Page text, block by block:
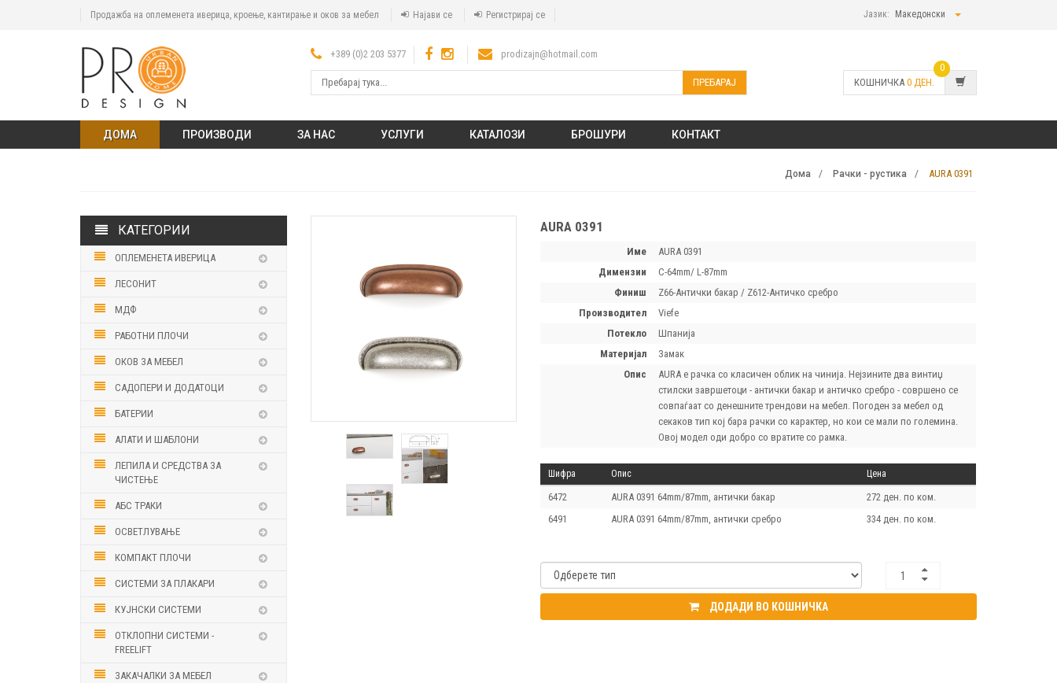
Продажба на оплеменета иверица, кроење, кантирање и оков за мебел Најави се Регистрирај се Јазик: Македонски
+389 (0)2 203 5377 prodizajn@hotmail.com
ПРЕБАРАЈ КОШНИЧКА 0 ДЕН.
0
ДОМА ПРОИЗВОДИ ЗА НАС УСЛУГИ КАТАЛОЗИ БРОШУРИ КОНТАКТ
Дома Рачки - рустика AURA 0391
КАТЕГОРИИ
ОПЛЕМЕНЕТА ИВЕРИЦА
ЛЕСОНИТ
МДФ
РАБОТНИ ПЛОЧИ
ОКОВ ЗА МЕБЕЛ
САДОПЕРИ И ДОДАТОЦИ
БАТЕРИИ
АЛАТИ И ШАБЛОНИ
ЛЕПИЛА И СРЕДСТВА ЗА
ЧИСТЕЊЕ
АБС ТРАКИ
ОСВЕТЛУВАЊЕ
КОМПАКТ ПЛОЧИ
СИСТЕМИ ЗА ПЛАКАРИ
КУЈНСКИ СИСТЕМИ
ОТКЛОПНИ СИСТЕМИ -
FREELIFT
ЗАКАЧАЛКИ ЗА МЕБЕЛ
AURA 0391
Име
AURA 0391
димензии
C-64mm/ L-87mm
финиш
Z66-Антички бакар / Z612-Античко сребро
производител
Viefe
потекло
Шпанија
материјал
Замак
опис
AURA е рачка со класичен облик на чинија. Нејзините два винтиџ
стилски завршетоци - антички бакар и античко сребро - совршено се
совпаѓаат со денешните трендови на мебел. Погоден за мебел од
секаков тип кој бара рачки со карактер, но кои се мали по големина.
Овој модел оди добро со вратите со рамка.
Шифра Опис Цена
6472 AURA 0391 64mm/87mm, антички бакар
272 ден. по ком.
6491
AURA 0391 64mm/87mm, антички сребро 334 ден. по ком.
ДОДАДИ ВО КОШНИЧКА